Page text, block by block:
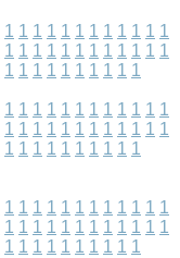
1 1 1 1 1 1 1 1 1 1 1 1
1 1 1 1 1 1 1 1 1 1 1 1
1 1 1 1 1 1 1 1 1 1
1 1 1 1 1 1 1 1 1 1 1 1
1 1 1 1 1 1 1 1 1 1 1 1
1 1 1 1 1 1 1 1 1 1
1 1 1 1 1 1 1 1 1 1 1 1
1 1 1 1 1 1 1 1 1 1 1 1
1 1 1 1 1 1 1 1 1 1